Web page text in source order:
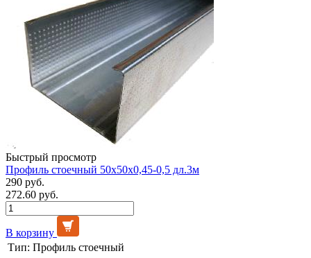
Быстрый просмотр
Профиль стоечный 50х50х0,45-0,5 дл.3м
290 руб.
272.60 руб.
В корзину
Тип: Профиль стоечный